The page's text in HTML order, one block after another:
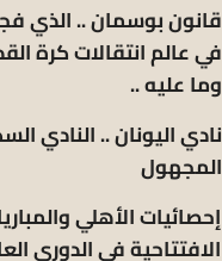
قانون بوسمان .. الذي
في عالم انتقالات كرة
وما عليه ..
نادي اليونان .. النادي
المجهول
إحصائيات الأهلي
الافتتاحية في الدوري